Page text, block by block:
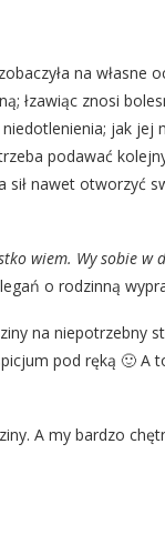
na własne
łzawiąc znosi
jak jej
podawać
nawet otworzyć
wiem. Wy sobie w
o rodzinną
na niepotrzebny
pod ręką 🙂 A
A my bardzo